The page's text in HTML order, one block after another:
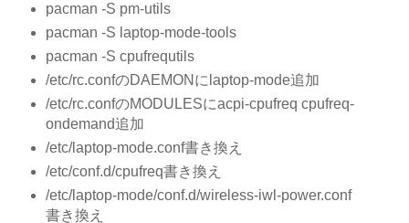
pacman -S pm-utils
pacman -S laptop-mode-tools
pacman -S cpufrequtils
/etc/rc.confのDAEMONにlaptop-mode追加
/etc/rc.confのMODULESにacpi-cpufreq cpufreq-
ondemand追加
/etc/laptop-mode.conf書き換え
/etc/conf.d/cpufreq書き換え
/etc/laptop-mode/conf.d/wireless-iwl-power.conf
書き換え